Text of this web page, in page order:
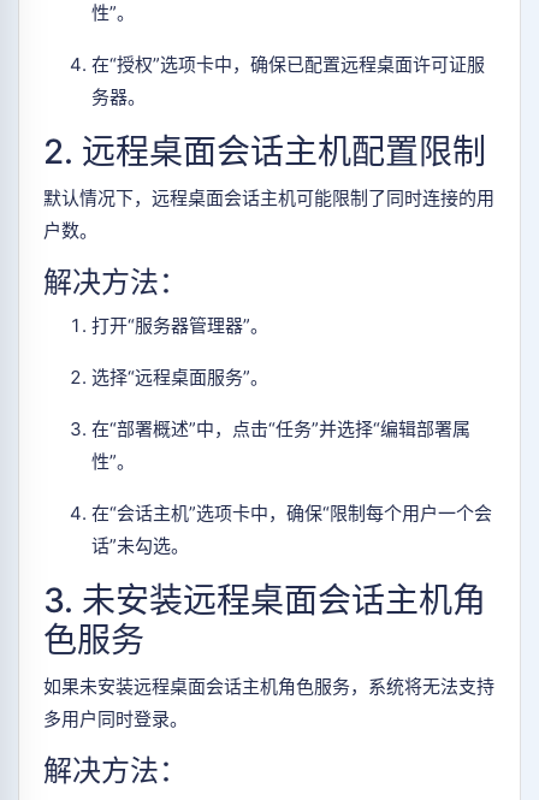
性”。
在“授权”选项卡中，确保已配置远程桌面许可证服
务器。
2. 远程桌面会话主机配置限制
默认情况下，远程桌面会话主机可能限制了同时连接的用
户数。
解决方法：
打开“服务器管理器”。
选择“远程桌面服务”。
在“部署概述”中，点击“任务”并选择“编辑部署属
性”。
在“会话主机”选项卡中，确保“限制每个用户一个会
话”未勾选。
3. 未安装远程桌面会话主机角
色服务
如果未安装远程桌面会话主机角色服务，系统将无法支持
多用户同时登录。
解决方法：